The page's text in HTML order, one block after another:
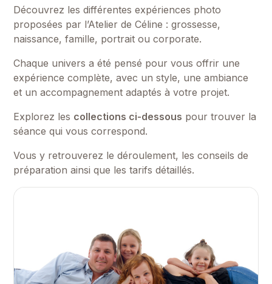
Découvrez les différentes expériences photo
proposées par l’Atelier de Céline : grossesse,
naissance, famille, portrait ou corporate.
Chaque univers a été pensé pour vous offrir une
expérience complète, avec un style, une ambiance
et un accompagnement adaptés à votre projet.
Explorez les collections ci-dessous pour trouver la
séance qui vous correspond.
Vous y retrouverez le déroulement, les conseils de
préparation ainsi que les tarifs détaillés.